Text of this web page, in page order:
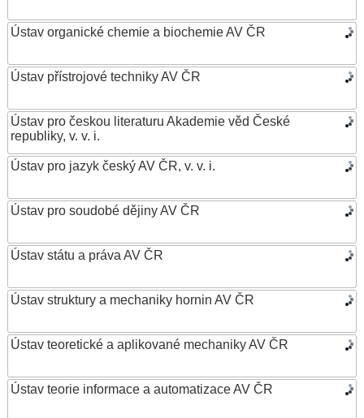
Ústav organické chemie a biochemie AV ČR
Ústav přístrojové techniky AV ČR
Ústav pro českou literaturu Akademie věd České
republiky, v. v. i.
Ústav pro jazyk český AV ČR, v. v. i.
Ústav pro soudobé dějiny AV ČR
Ústav státu a práva AV ČR
Ústav struktury a mechaniky hornin AV ČR
Ústav teoretické a aplikované mechaniky AV ČR
Ústav teorie informace a automatizace AV ČR